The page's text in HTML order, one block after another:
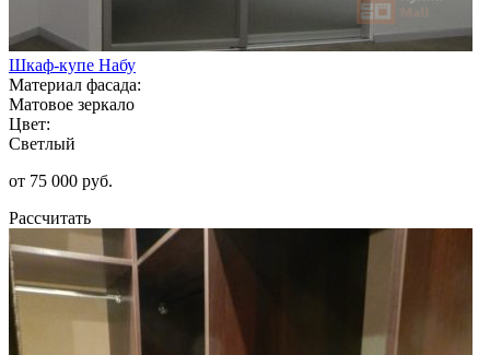
Шкаф-купе Набу
Материал фасада:
Матовое зеркало
Цвет:
Светлый
от 75 000 руб.
Рассчитать